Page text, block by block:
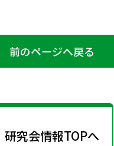
前のページへ戻る
研究会情報TOPへ